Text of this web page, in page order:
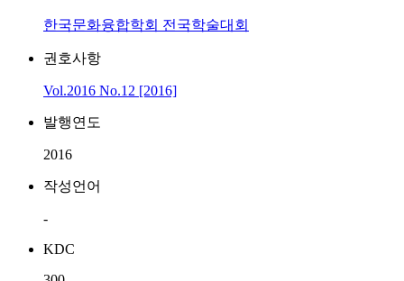
한국문화융합학회 전국학술대회
권호사항
Vol.2016 No.12 [2016]
발행연도
2016
작성언어
-
KDC